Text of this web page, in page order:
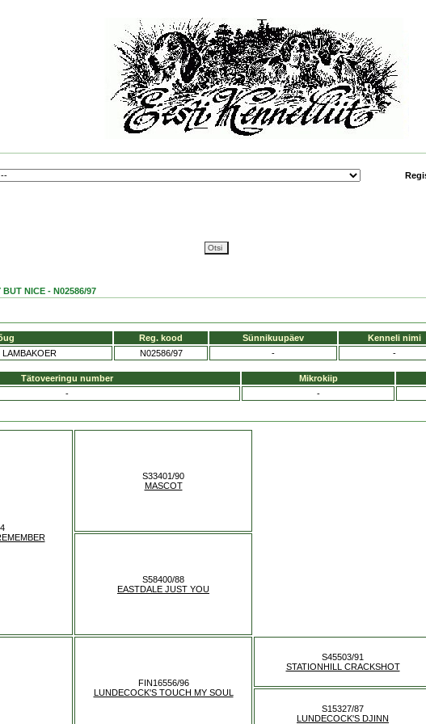
NICE - N02586/97
Reg. kood Sünnikuupäev Kenneli nimi
N02586/97 - -
Tätoveeringu number Mikrokiip
-
-
S33401/90
MASCOT
S58400/88
EASTDALE JUST YOU
FIN16556/96
LUNDECOCK'S TOUCH MY SOUL
S45503/91
STATIONHILL CRACKSHOT
S15327/87
LUNDECOCK'S DJINN